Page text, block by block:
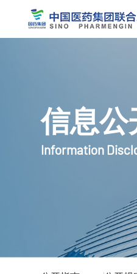
信息公
Information